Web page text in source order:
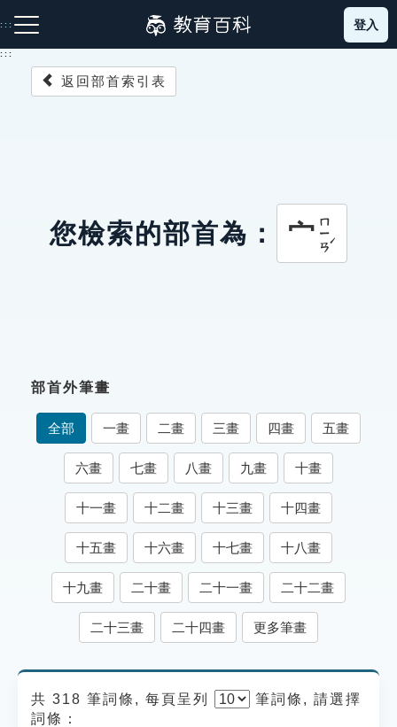
到
主
:::
索引選單
知識索引
單字索引
生命大百科索引
遊戲專區
教學應用
登入
:::
返回部首索引表
您檢索的部首為： 宀ㄇㄧㄢˊ
部首外筆畫
全部 一畫 二畫 三畫 四畫 五畫
六畫 七畫 八畫 九畫 十畫
十一畫 十二畫 十三畫 十四畫
十五畫 十六畫 十七畫 十八畫
十九畫 二十畫 二十一畫 二十二畫
二十三畫 二十四畫 更多筆畫
共 318 筆詞條, 每頁呈列 筆詞條, 請選擇
詞條：